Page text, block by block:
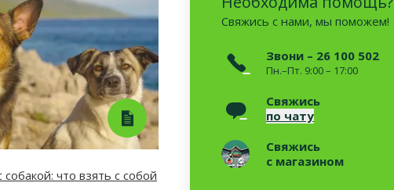
Свяжись с нами, мы поможем!
Звони – 26 100 502
Пн.–Пт. 9:00 – 17:00
Свяжись
по чату
Свяжись
с магазином
что взять с собой